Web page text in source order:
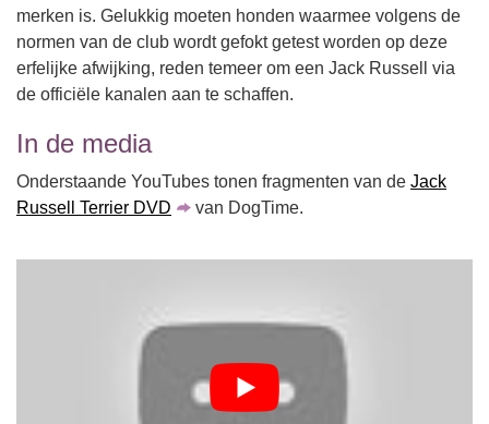
merken is. Gelukkig moeten honden waarmee volgens de
normen van de club wordt gefokt getest worden op deze
erfelijke afwijking, reden temeer om een Jack Russell via
de officiële kanalen aan te schaffen.
In de media
Onderstaande YouTubes tonen fragmenten van de Jack
Russell Terrier DVD
van DogTime.